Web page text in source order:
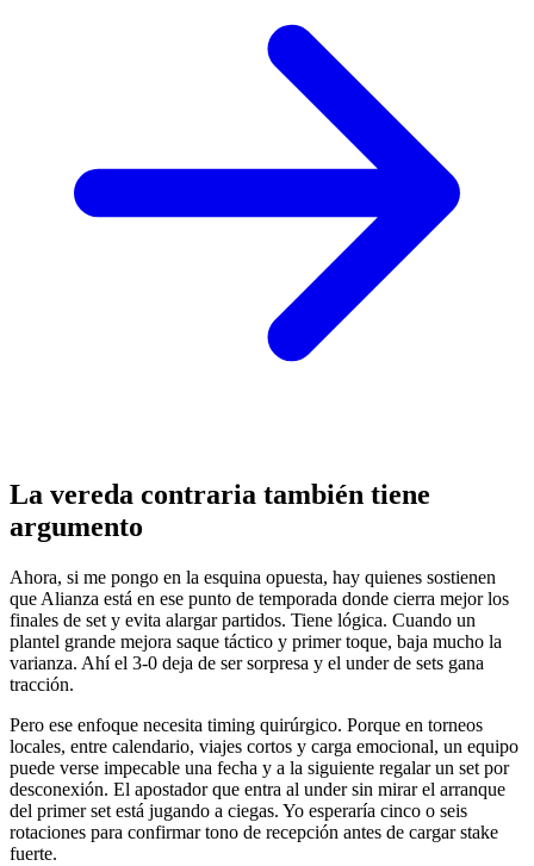
La vereda contraria también tiene
argumento
Ahora, si me pongo en la esquina opuesta, hay quienes sostienen
que Alianza está en ese punto de temporada donde cierra mejor los
finales de set y evita alargar partidos. Tiene lógica. Cuando un
plantel grande mejora saque táctico y primer toque, baja mucho la
varianza. Ahí el 3-0 deja de ser sorpresa y el under de sets gana
tracción.
Pero ese enfoque necesita timing quirúrgico. Porque en torneos
locales, entre calendario, viajes cortos y carga emocional, un equipo
puede verse impecable una fecha y a la siguiente regalar un set por
desconexión. El apostador que entra al under sin mirar el arranque
del primer set está jugando a ciegas. Yo esperaría cinco o seis
rotaciones para confirmar tono de recepción antes de cargar stake
fuerte.